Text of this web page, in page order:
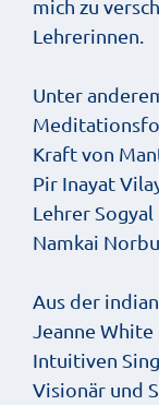
mich zu
Lehrerinnen.
Unter
Kraft von
Pir Inayat
Lehrer
Namkai
Aus der
Jeanne
Intuitiven
Visionär und